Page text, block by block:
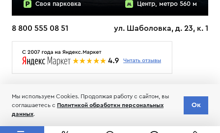
Своя парковка Центр, метро 560 м
8 800 555 08 51 ул. Шаболовка, д. 23, к. 1
© 2006-2026 Пределанет
Мы используем Cookies. Продолжая работу с сайтом, вы
соглашаетесь с Политикой обработки персональных
данных.
Ок